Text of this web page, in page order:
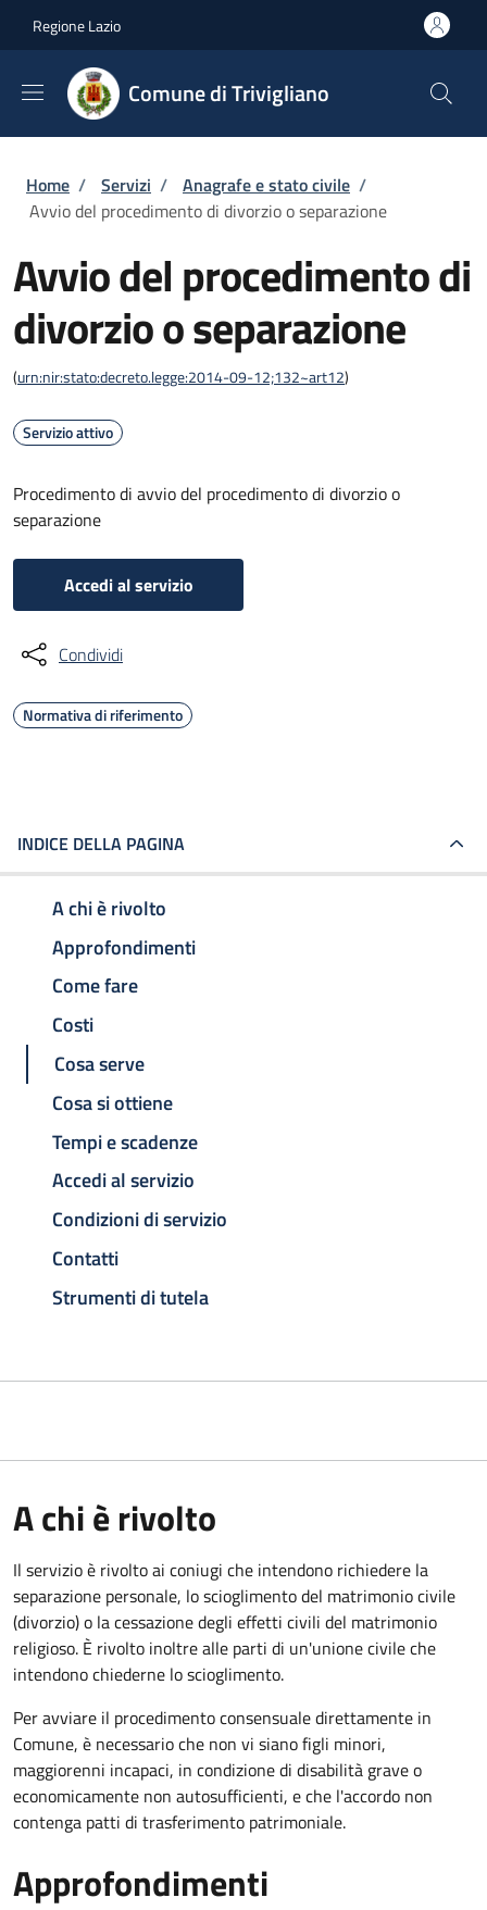
Regione Lazio
Comune di Trivigliano
Briciole di pane
Home / Servizi / Anagrafe e stato civile /
Avvio del procedimento di divorzio o separazione
Avvio del procedimento di
divorzio o separazione
(urn:nir:stato:decreto.legge:2014-09-12;132~art12)
Servizio attivo
Procedimento di avvio del procedimento di divorzio o
separazione
Accedi al servizio
Condividi
Normativa di riferimento
INDICE DELLA PAGINA
A chi è rivolto
Approfondimenti
Come fare
Costi
Cosa serve
Cosa si ottiene
Tempi e scadenze
Accedi al servizio
Condizioni di servizio
Contatti
Strumenti di tutela
A chi è rivolto
Il servizio è rivolto ai coniugi che intendono richiedere la
separazione personale, lo scioglimento del matrimonio civile
(divorzio) o la cessazione degli effetti civili del matrimonio
religioso. È rivolto inoltre alle parti di un'unione civile che
intendono chiederne lo scioglimento.
Per avviare il procedimento consensuale direttamente in
Comune, è necessario che non vi siano figli minori,
maggiorenni incapaci, in condizione di disabilità grave o
economicamente non autosufficienti, e che l'accordo non
contenga patti di trasferimento patrimoniale.
Approfondimenti